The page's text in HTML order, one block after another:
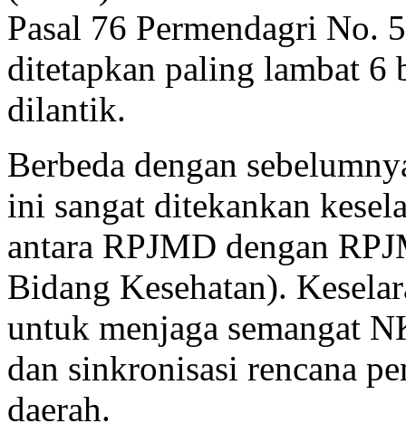
Pasal 76 Permendagri No.
ditetapkan paling lambat 6
dilantik.
Berbeda dengan
ini sangat ditekankan
antara RPJMD dengan
Bidang Kesehatan).
untuk menjaga semangat
dan sinkronisasi rencana
daerah.